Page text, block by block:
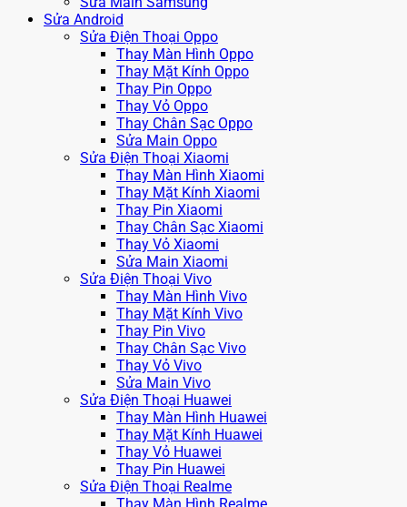
Sửa Android
Sửa Điện Thoại Oppo
Thay Màn Hình Oppo
Thay Mặt Kính Oppo
Thay Pin Oppo
Thay Vỏ Oppo
Thay Chân Sạc Oppo
Sửa Main Oppo
Sửa Điện Thoại Xiaomi
Thay Màn Hình Xiaomi
Thay Mặt Kính Xiaomi
Thay Pin Xiaomi
Thay Chân Sạc Xiaomi
Thay Vỏ Xiaomi
Sửa Main Xiaomi
Sửa Điện Thoại Vivo
Thay Màn Hình Vivo
Thay Mặt Kính Vivo
Thay Pin Vivo
Thay Chân Sạc Vivo
Thay Vỏ Vivo
Sửa Main Vivo
Sửa Điện Thoại Huawei
Thay Màn Hình Huawei
Thay Mặt Kính Huawei
Thay Vỏ Huawei
Thay Pin Huawei
Sửa Điện Thoại Realme